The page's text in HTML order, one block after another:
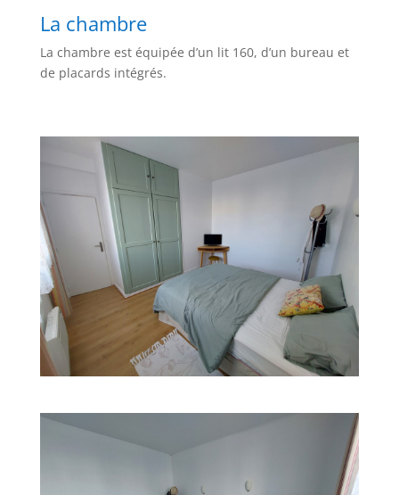
La chambre
La chambre est équipée d’un lit 160, d’un bureau et
de placards intégrés.